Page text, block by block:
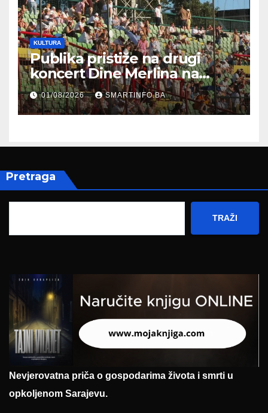
KULTURA
Publika pristiže na drugi
koncert Dine Merlina na
Koševu
01/08/2026 SMARTINFO.BA
Pretraga
TRAŽI
Nevjerovatna priča o gospodarima života i smrti u
opkoljenom Sarajevu.